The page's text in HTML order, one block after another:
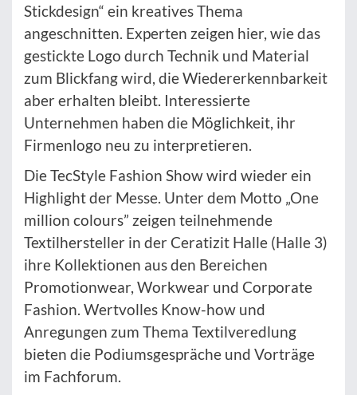
Stickdesign“ ein kreatives Thema
angeschnitten. Experten zeigen hier, wie das
gestickte Logo durch Technik und Material
zum Blickfang wird, die Wiedererkennbarkeit
aber erhalten bleibt. Interessierte
Unternehmen haben die Möglichkeit, ihr
Firmenlogo neu zu interpretieren.
Die TecStyle Fashion Show wird wieder ein
Highlight der Messe. Unter dem Motto „One
million colours” zeigen teilnehmende
Textilhersteller in der Ceratizit Halle (Halle 3)
ihre Kollektionen aus den Bereichen
Promotionwear, Workwear und Corporate
Fashion. Wertvolles Know-how und
Anregungen zum Thema Textilveredlung
bieten die Podiumsgespräche und Vorträge
im Fachforum.